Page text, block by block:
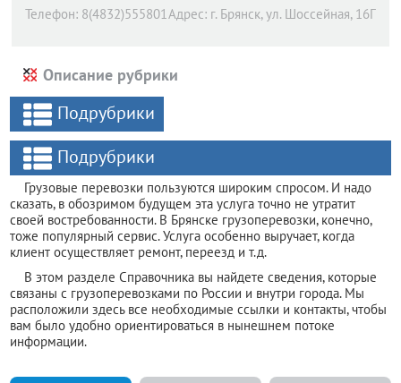
Телефон: 8(4832)555801Адрес: г. Брянск, ул. Шоссейная, 16Г
Описание рубрики
Подрубрики
Подрубрики
Грузовые перевозки пользуются широким спросом. И надо
сказать, в обозримом будущем эта услуга точно не утратит
своей востребованности. В Брянске грузоперевозки, конечно,
тоже популярный сервис. Услуга особенно выручает, когда
клиент осуществляет ремонт, переезд и т.д.
В этом разделе Справочника вы найдете сведения, которые
связаны с грузоперевозками по России и внутри города. Мы
расположили здесь все необходимые ссылки и контакты, чтобы
вам было удобно ориентироваться в нынешнем потоке
информации.